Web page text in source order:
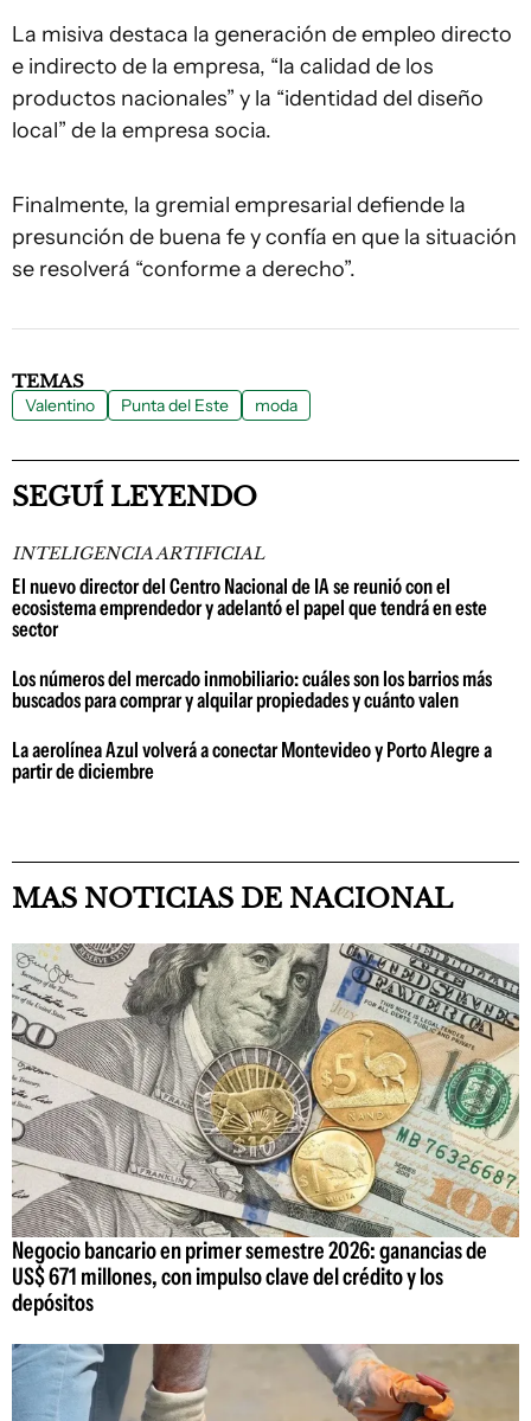
La misiva destaca la generación de empleo directo
e indirecto de la empresa, “la calidad de los
productos nacionales” y la “identidad del diseño
local” de la empresa socia.
Finalmente, la gremial empresarial defiende la
presunción de buena fe y confía en que la situación
se resolverá “conforme a derecho”.
TEMAS
Valentino Punta del Este moda
SEGUÍ LEYENDO
INTELIGENCIA ARTIFICIAL
El nuevo director del Centro Nacional de IA se reunió con el
ecosistema emprendedor y adelantó el papel que tendrá en este
sector
Los números del mercado inmobiliario: cuáles son los barrios más
buscados para comprar y alquilar propiedades y cuánto valen
La aerolínea Azul volverá a conectar Montevideo y Porto Alegre a
partir de diciembre
MAS NOTICIAS DE NACIONAL
Negocio bancario en primer semestre 2026: ganancias de
US$ 671 millones, con impulso clave del crédito y los
depósitos